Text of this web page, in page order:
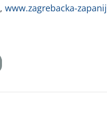
www.zagrebacka-